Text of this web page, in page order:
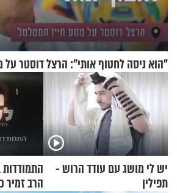
"הוא ניסה לחטוף אותי": הרצל דוסטר על
יש לי מושג עם עודד הרוש -
תפילין
הרב זמיר